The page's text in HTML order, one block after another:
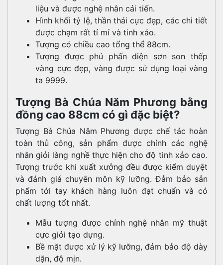
liệu và được nghệ nhân cải tiến.
Hình khối tỷ lệ, thần thái cực đẹp, các chi tiết
được chạm rất tỉ mỉ và tinh xảo.
Tượng có chiều cao tổng thể 88cm.
Tượng được phủ phấn diện sơn son thếp
vàng cực đẹp, vàng được sử dụng loại vàng
ta 9999.
Tượng Bà Chúa Năm Phương bằng
đồng cao 88cm có gì đặc biệt?
Tượng Bà Chúa Năm Phương được chế tác hoàn
toàn thủ công, sản phẩm được chính các nghệ
nhân giỏi làng nghề thực hiện cho độ tinh xảo cao.
Tượng trước khi xuất xưởng đều được kiểm duyệt
và đánh giá chuyên môn kỹ lưỡng. Đảm bảo sản
phẩm tới tay khách hàng luôn đạt chuẩn và có
chất lượng tốt nhất.
Mẫu tượng được chính nghệ nhân mỹ thuật
cực giỏi tạo dựng.
Bề mặt được xử lý kỹ lưỡng, đảm bảo độ dày
dặn, độ mịn.